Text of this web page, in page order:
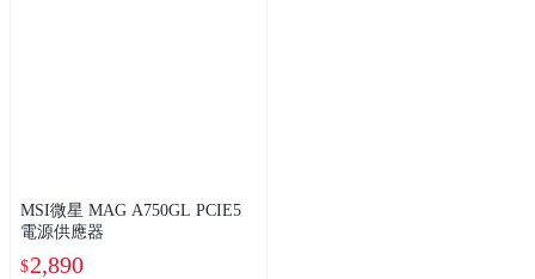
MSI微星 MAG A750GL PCIE5
電源供應器
$2,890